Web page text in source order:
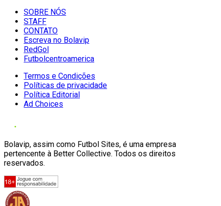
SOBRE NÓS
STAFF
CONTATO
Escreva no Bolavip
RedGol
Futbolcentroamerica
Termos e Condições
Políticas de privacidade
Política Editorial
Ad Choices
Bolavip, assim como Futbol Sites, é uma empresa
pertencente à Better Collective. Todos os direitos
reservados.